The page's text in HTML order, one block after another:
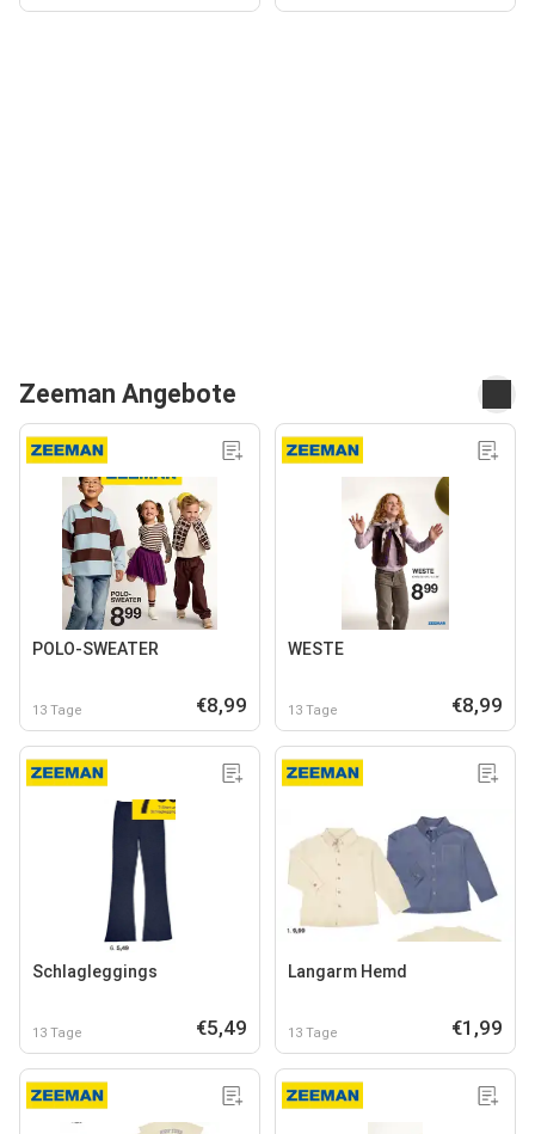
Zeeman Angebote
POLO-SWEATER
13 Tage €8,99
WESTE
13 Tage €8,99
Schlagleggings
13 Tage €5,49
Langarm Hemd
13 Tage €1,99